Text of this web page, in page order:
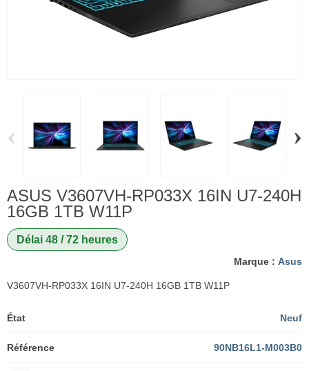
‹ ›
ASUS V3607VH-RP033X 16IN U7-240H
16GB 1TB W11P
Délai 48 / 72 heures
Marque : Asus
V3607VH-RP033X 16IN U7-240H 16GB 1TB W11P
État Neuf
Référence 90NB16L1-M003B0